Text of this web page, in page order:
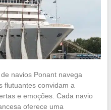
navios Ponant navega
flutuantes convidam a
e emoções. Cada navio
oferece uma